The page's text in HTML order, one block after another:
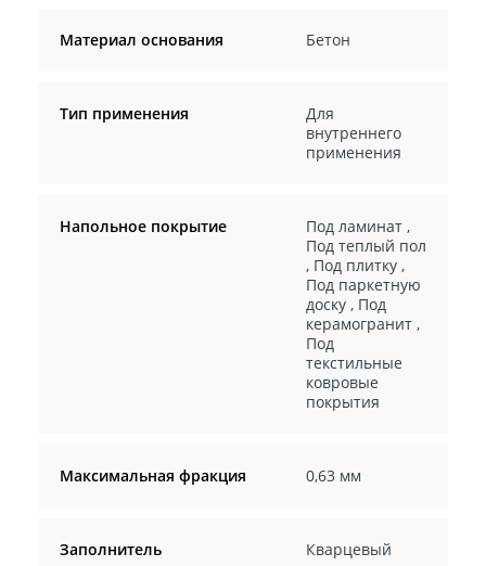
Материал основания Бетон
Тип применения
Для
внутреннего
применения
Напольное покрытие Под ламинат,
Под теплый пол
, Под плитку,
Под паркетную
доску, Под
керамогранит,
Под
текстильные
ковровые
покрытия
Максимальная фракция 0,63 мм
Заполнитель
Кварцевый